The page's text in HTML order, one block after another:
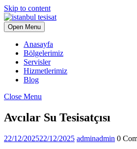
Skip to content
Open Menu
Anasayfa
Bölgelerimiz
Servisler
Hizmetlerimiz
Blog
Close Menu
Avcılar Su Tesisatçısı
22/12/202522/12/2025 adminadmin 0